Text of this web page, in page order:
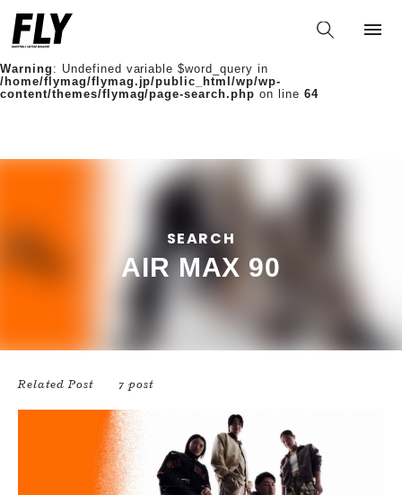
Warning: Undefined variable $words in
/home/flymag/flymag.jp/public_html/wp/wp-
content/themes/flymag/page-search.php
Warning : Undefined variable $word_query in
/home/flymag/flymag.jp/public_html/wp/wp-
content/themes/flymag/page-search.php on line 64
SEARCH
AIR MAX 90
Related Post 7 post